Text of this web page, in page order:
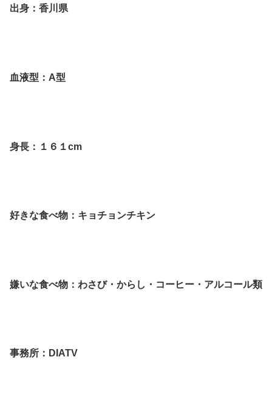
出身：香川県
血液型：A型
身長：１６１cm
好きな食べ物：キョチョンチキン
嫌いな食べ物：わさび・からし・コーヒー・アルコール類
事務所：DIATV